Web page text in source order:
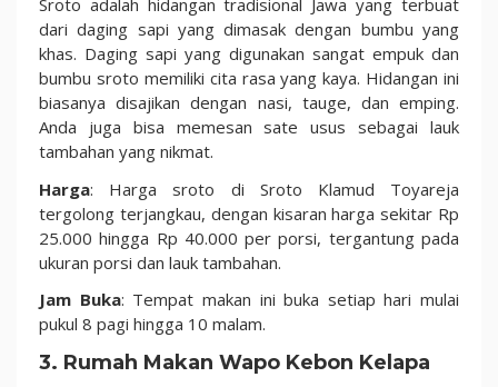
Sroto adalah hidangan tradisional Jawa yang terbuat
dari daging sapi yang dimasak dengan bumbu yang
khas. Daging sapi yang digunakan sangat empuk dan
bumbu sroto memiliki cita rasa yang kaya. Hidangan ini
biasanya disajikan dengan nasi, tauge, dan emping.
Anda juga bisa memesan sate usus sebagai lauk
tambahan yang nikmat.
Harga: Harga sroto di Sroto Klamud Toyareja
tergolong terjangkau, dengan kisaran harga sekitar Rp
25.000 hingga Rp 40.000 per porsi, tergantung pada
ukuran porsi dan lauk tambahan.
Jam Buka: Tempat makan ini buka setiap hari mulai
pukul 8 pagi hingga 10 malam.
3. Rumah Makan Wapo Kebon Kelapa